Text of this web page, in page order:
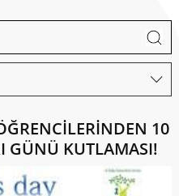
10
GÜNÜ KUTLAMASI!